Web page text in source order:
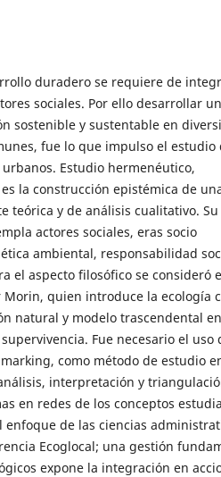
duradero se requiere de
sociales. Por ello desarrollar
sostenible y sustentable en
fue lo que impulso el estudio
Estudio hermenéutico,
la construcción epistémica de
teórica y de análisis cualitativo. Su
actores sociales, eras socio
ambiental, responsabilidad
el aspecto filosófico se consideró
quien introduce la ecología
natural y modelo trascendental en
Fue necesario el uso
como método de estudio
interpretación y
en redes de los conceptos
de las ciencias
Ecoglocal; una gestión
expone la integración en